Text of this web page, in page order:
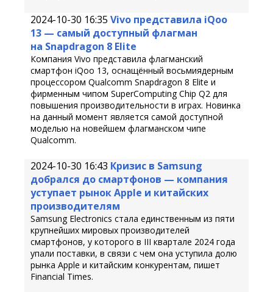
2024-10-30 16:35 Vivo представила iQoo
13 — самый доступный флагман
на Snapdragon 8 Elite
Компания Vivo представила флагманский
смартфон iQoo 13, оснащённый восьмиядерным
процессором Qualcomm Snapdragon 8 Elite и
фирменным чипом SuperComputing Chip Q2 для
повышения производительности в играх. Новинка
на данный момент является самой доступной
моделью на новейшем флагманском чипе
Qualcomm.
2024-10-30 16:43 Кризис в Samsung
добрался до смартфонов — компания
уступает рынок Apple и китайских
производителям
Samsung Electronics стала единственным из пяти
крупнейших мировых производителей
смартфонов, у которого в III квартале 2024 года
упали поставки, в связи с чем она уступила долю
рынка Apple и китайским конкурентам, пишет
Financial Times.